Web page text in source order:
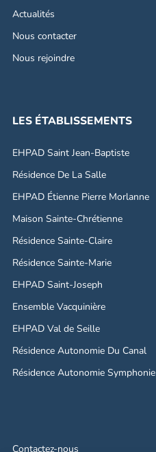
Actualités
Nous contacter
Nous rejoindre
LES ÉTABLISSEMENTS
EHPAD Saint Jean-Baptiste
Résidence De La Salle
EHPAD Étienne Pierre Morlanne
Maison Sainte-Chrétienne
Résidence Sainte-Claire
Résidence Sainte-Marie
EHPAD Saint-Joseph
Ensemble Vacquinière
EHPAD Val de Seille
Résidence Autonomie Du Canal
Résidence Autonomie Symphonie
Contactez-nous